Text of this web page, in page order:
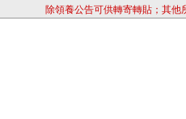
除領養公告可供轉寄轉貼；其